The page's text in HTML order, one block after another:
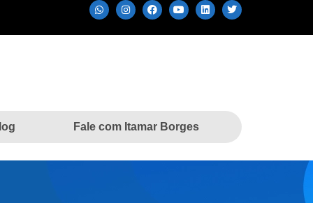
Fale com Itamar Borges